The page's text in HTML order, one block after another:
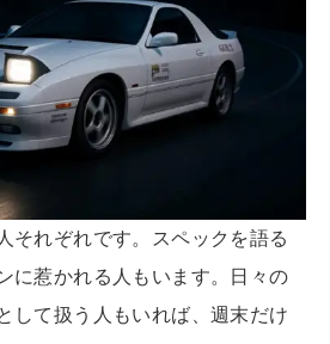
それぞれです。スペックを語る
に惹かれる人もいます。日々の
して扱う人もいれば、週末だけ